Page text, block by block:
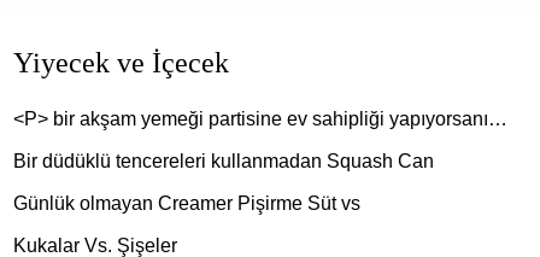
Yiyecek ve İçecek
<P> bir akşam yemeği partisine ev sahipliği yapıyorsanı…
Bir düdüklü tencereleri kullanmadan Squash Can
Günlük olmayan Creamer Pişirme Süt vs
Kukalar Vs. Şişeler